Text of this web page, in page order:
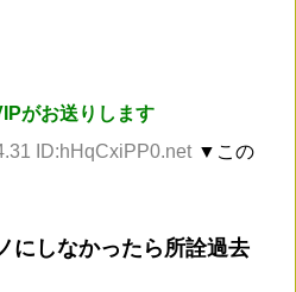
がお送りします
ID:hHqCxiPP0.net ▼この
にしなかったら所詮過去